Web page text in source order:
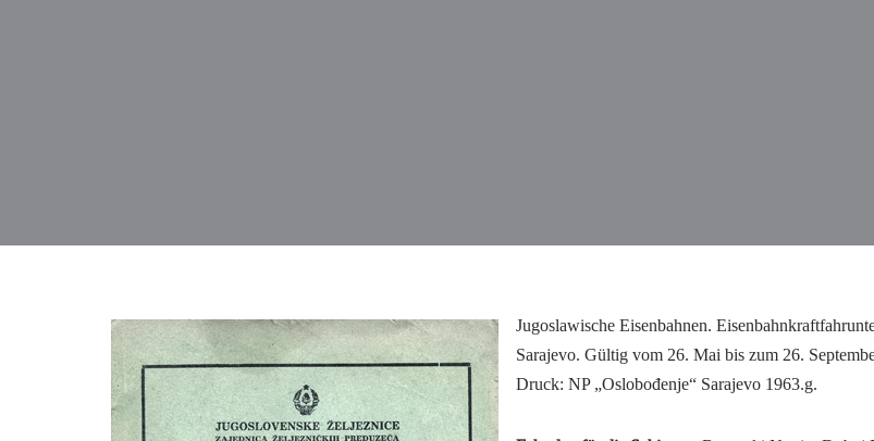
Jugoslawische Eisenbahnen.
Sarajevo. Gültig vom 26. Mai bis zum 26.
Druck: NP „Oslobođenje“ Sarajevo 1963.g.